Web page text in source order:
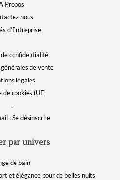
Propos
nous
d’Entreprise
confidentialité
de vente
légales
de cookies (UE)
.
: Se désinscrire
par univers
de bain
et élégance pour de belles nuits